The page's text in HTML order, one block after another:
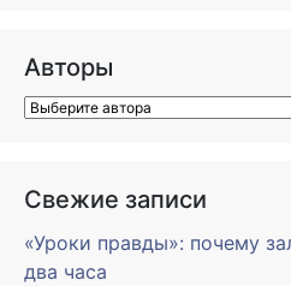
Авторы
Свежие записи
«Уроки правды»: почему
два часа